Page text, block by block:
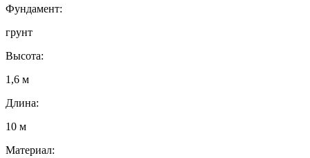
Фундамент:
грунт
Высота:
1,6 м
Длина:
10 м
Материал: